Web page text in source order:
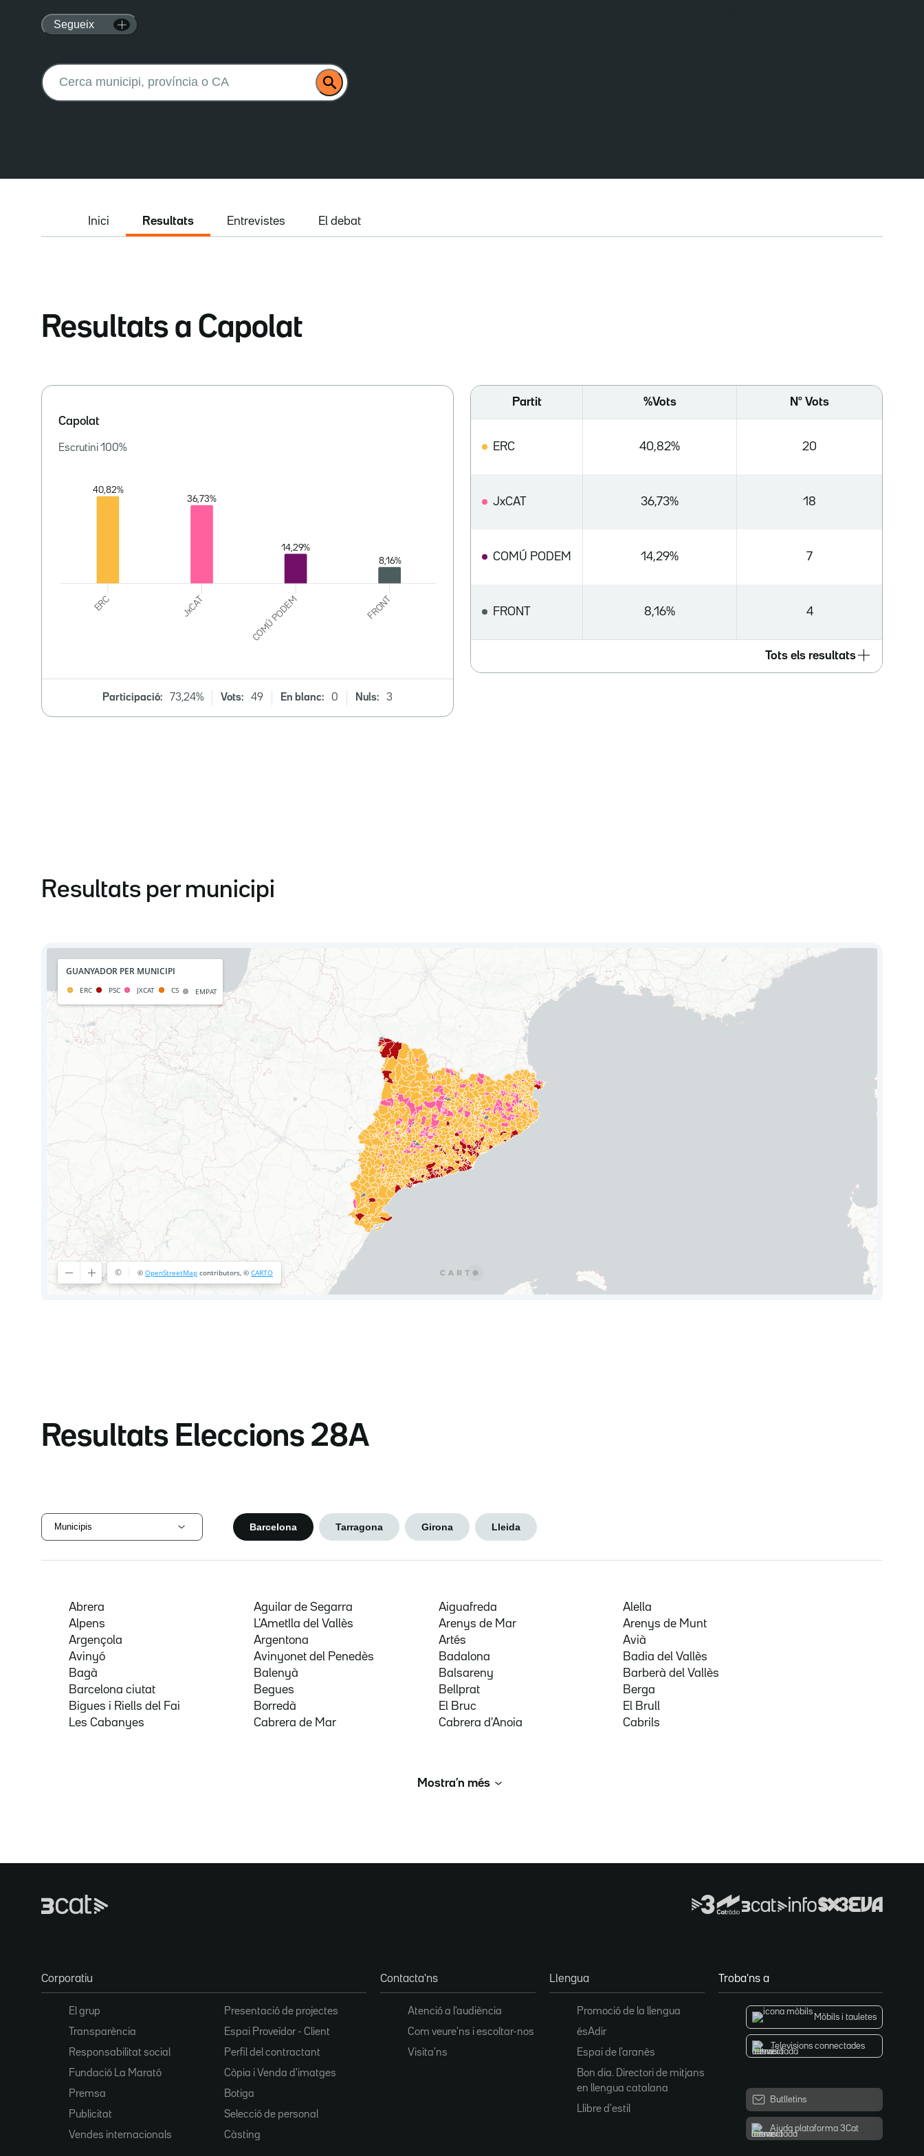
Segueix
Buscar:
Inici Resultats Entrevistes El debat
Resultats a Capolat
Capolat
Escrutini 100%
Participació: 73,24% Vots: 49 En blanc: 0 Nuls: 3
Partit %Vots Nº Vots
ERC 40,82% 20
JxCAT 36,73% 18
COMÚ PODEM 14,29% 7
FRONT 8,16% 4
Tots els resultats
Resultats per municipi
Resultats Eleccions 28A
Municipis Barcelona Tarragona Girona Lleida
Abrera Aguilar de Segarra Aiguafreda
Alella
Alpens
L'Ametlla del Vallès Arenys de Mar
Arenys de Munt
Argençola
Argentona Artés
Avià
Avinyó
Avinyonet del Penedès Badalona
Badia del Vallès
Bagà
Balenyà Balsareny
Barberà del Vallès
Barcelona ciutat
Begues Bellprat
Berga
Bigues i Riells del Fai
Borredà El Bruc
El Brull
Les Cabanyes
Cabrera de Mar Cabrera d'Anoia Cabrils
Mostra’n més
Corporatiu
El grup
Transparència
Responsabilitat social
Fundació La Marató
Premsa
Publicitat
Vendes internacionals
Presentació de projectes
Espai Proveïdor - Client
Perfil del contractant
Còpia i Venda d'imatges
Botiga
Selecció de personal
Càsting
Contacta'ns
Atenció a l'audiència
Com veure'ns i escoltar-nos
Visita'ns
Llengua
Promoció de la llengua
ésAdir
Espai de l'aranès
Bon dia. Directori de mitjans
en llengua catalana
Llibre d'estil
Troba'ns a
Mòbils i tauletes
Televisions connectades
Butlletins
Ajuda plataforma 3Cat